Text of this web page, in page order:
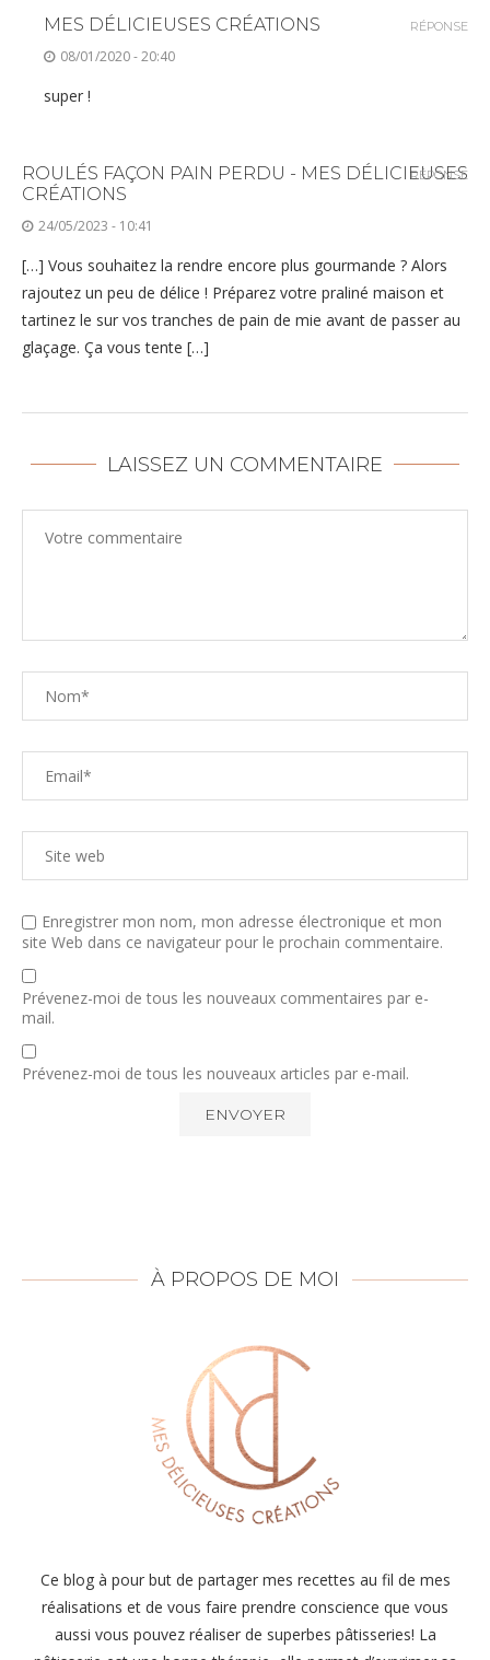
MES DÉLICIEUSES CRÉATIONS
08/01/2020 - 20:40
super !
RÉPONSE
ROULÉS FAÇON PAIN PERDU - MES DÉLICIEUSES
CRÉATIONS
24/05/2023 - 10:41
[…] Vous souhaitez la rendre encore plus gourmande ? Alors
rajoutez un peu de délice ! Préparez votre praliné maison et
tartinez le sur vos tranches de pain de mie avant de passer au
glaçage. Ça vous tente […]
RÉPONSE
LAISSEZ UN COMMENTAIRE
Enregistrer mon nom, mon adresse électronique et mon
site Web dans ce navigateur pour le prochain commentaire.
Prévenez-moi de tous les nouveaux commentaires par e-
mail.
Prévenez-moi de tous les nouveaux articles par e-mail.
À PROPOS DE MOI
Ce blog à pour but de partager mes recettes au fil de mes
réalisations et de vous faire prendre conscience que vous
aussi vous pouvez réaliser de superbes pâtisseries! La